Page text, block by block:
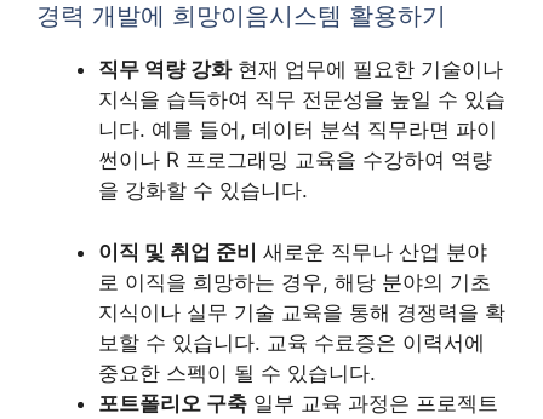
경력 개발에 희망이음시스템 활용하기
직무 역량 강화현재 업무에 필요한 기술이나
지식을 습득하여 직무 전문성을 높일 수 있습
니다. 예를 들어, 데이터 분석 직무라면 파이
썬이나 R 프로그래밍 교육을 수강하여 역량
을 강화할 수 있습니다.
이직 및 취업 준비 새로운 직무나 산업 분야
로 이직을 희망하는 경우, 해당 분야의 기초
지식이나 실무 기술 교육을 통해 경쟁력을 확
보할 수 있습니다. 교육 수료증은 이력서에
중요한 스펙이 될 수 있습니다.
포트폴리오 구축 일부 교육 과정은 프로젝트